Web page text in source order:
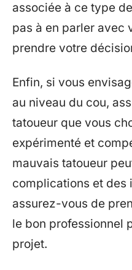
associée à ce type
pas à en parler avec
prendre votre
Enfin, si vous
au niveau du cou,
tatoueur que vous
expérimenté et
mauvais tatoueur
complications et des
assurez-vous de
le bon professionnel
projet.